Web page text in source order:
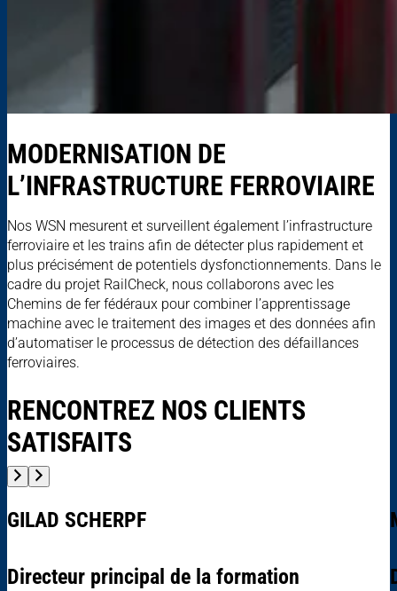
MODERNISATION DE
L’INFRASTRUCTURE FERROVIAIRE
Nos WSN mesurent et surveillent également l’infrastructure
ferroviaire et les trains afin de détecter plus rapidement et
plus précisément de potentiels dysfonctionnements. Dans le
cadre du projet RailCheck, nous collaborons avec les
Chemins de fer fédéraux pour combiner l’apprentissage
machine avec le traitement des images et des données afin
d’automatiser le processus de détection des défaillances
ferroviaires.
RENCONTREZ NOS CLIENTS
SATISFAITS
GILAD SCHERPF
Directeur principal de la formation